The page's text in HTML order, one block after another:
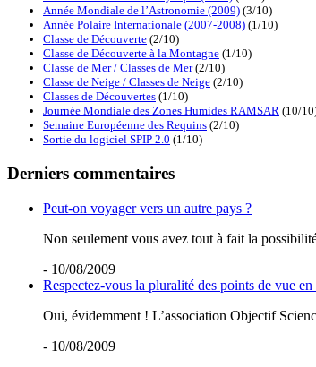
Année Mondiale de l’Astronomie (2009) (3/10)
Année Polaire Internationale (2007-2008) (1/10)
Classe de Découverte (2/10)
Classe de Découverte à la Montagne (1/10)
Classe de Mer / Classes de Mer (2/10)
Classe de Neige / Classes de Neige (2/10)
Classes de Découvertes (1/10)
Journée Mondiale des Zones Humides RAMSAR (10/
Semaine Européenne des Requins (2/10)
Sortie du logiciel SPIP 2.0 (1/10)
Derniers commentaires
Peut-on voyager vers un autre pays ?
Non seulement vous avez tout à fait la
- 10/08/2009
Respectez-vous la pluralité des points de vue en
Oui, évidemment ! L’association Objectif
- 10/08/2009